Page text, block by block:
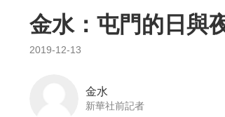
金水：屯門的日與
2019-12-13
金水
新華社前記者